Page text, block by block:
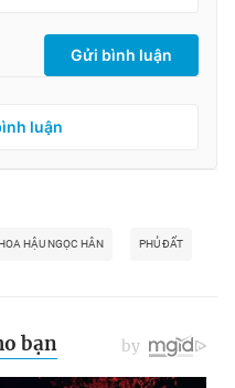
Gửi bình luận
luận
HẬU NGỌC HÂN PHỦ ĐẤT